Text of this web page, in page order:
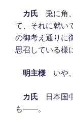
カ氏 兎に角
て、それに就い
の御考え通りに
思召している様
明主様いや、
カ氏 日本国
も――。